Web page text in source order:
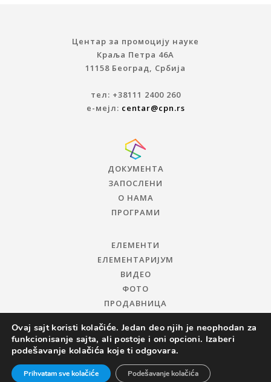
Центар за промоцију науке
Краља Петра 46A
11158 Београд, Србија
тел: +38111 2400 260
е-мејл: centar@cpn.rs
ДОКУМЕНТА
ЗАПОСЛЕНИ
О НАМА
ПРОГРАМИ
ЕЛЕМЕНТИ
ЕЛЕМЕНТАРИЈУМ
ВИДЕО
ФОТО
ПРОДАВНИЦА
© 2019 ЦЕНТАР ЗА ПРОМОЦИЈУ НАУКЕ
Ovaj sajt koristi kolačiće. Jedan deo njih je neophodan za
funkcionisanje sajta, ali postoje i oni opcioni. Izaberi
podešavanje kolačića koje ti odgovara.
Prihvatam sve kolačiće Podešavanje kolačića